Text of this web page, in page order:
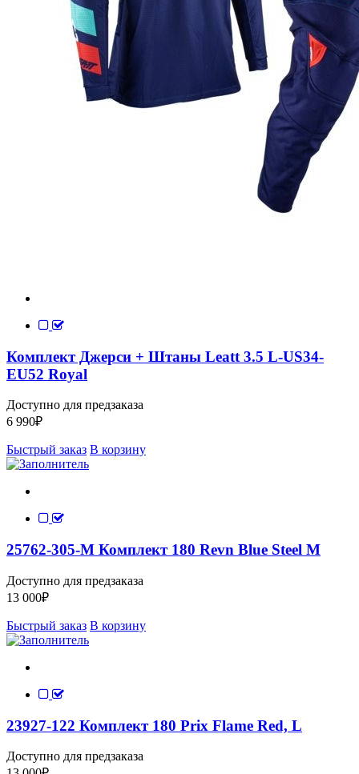
Комплект Джерси + Штаны Leatt 3.5 L-US34-
EU52 Royal
Доступно для предзаказа
6 990₽
Быстрый заказ В корзину
25762-305-M Комплект 180 Revn Blue Steel M
Доступно для предзаказа
13 000₽
Быстрый заказ В корзину
23927-122 Комплект 180 Prix Flame Red, L
Доступно для предзаказа